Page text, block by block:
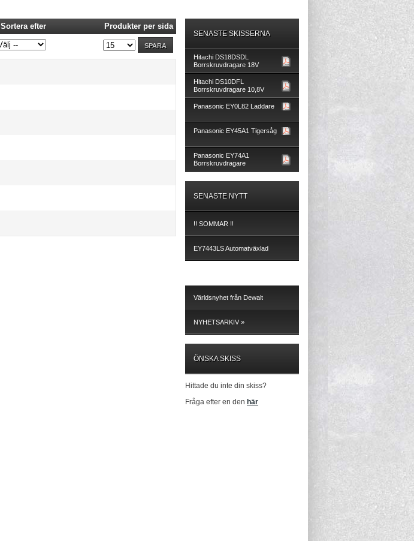
SENASTE SKISSERNA
Hitachi DS18DSDL
Borrskruvdragare 18V
Hitachi DS10DFL
Borrskruvdragare 10,8V
Panasonic EY0L82 Laddare
Panasonic EY45A1 Tigersåg
Panasonic EY74A1
Borrskruvdragare
SENASTE NYTT
!! SOMMAR !!
EY7443LS Automatväxlad
Världsnyhet från Dewalt
NYHETSARKIV »
ÖNSKA SKISS
Hittade du inte din skiss?
Fråga efter en den här
Sortera efter Produkter per sida